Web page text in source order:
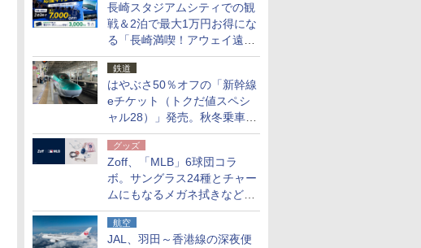
長崎スタジアムシティでの観
戦＆2泊で最大1万円お得にな
る「長崎満喫！アウェイ遠征
応援キャンペーン」
鉄道
はやぶさ50％オフの「新幹線
eチケット（トクだ値スペシ
ャル28）」発売。秋冬乗車
分、えきねっと限定
グッズ
Zoff、「MLB」6球団コラ
ボ。サングラス24種とチャー
ムにもなるメガネ拭きなど雑
貨24種
航空
JAL、羽田～香港線の深夜便